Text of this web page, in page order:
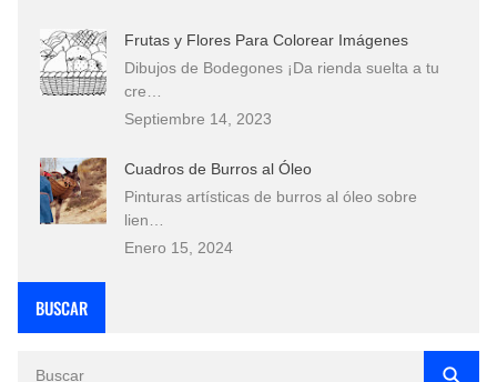
Frutas y Flores Para Colorear Imágenes
Dibujos de Bodegones ¡Da rienda suelta a tu
cre…
Septiembre 14, 2023
Cuadros de Burros al Óleo
Pinturas artísticas de burros al óleo sobre
lien…
Enero 15, 2024
BUSCAR